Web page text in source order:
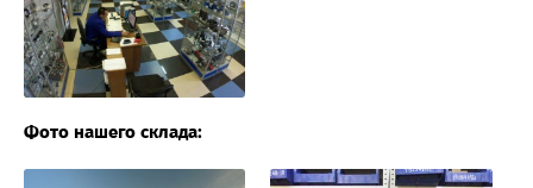
Фото нашего склада: